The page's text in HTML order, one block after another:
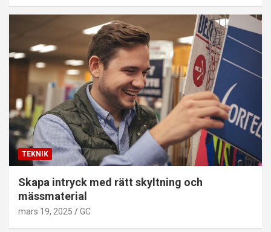
TEKNIK
Skapa intryck med rätt skyltning och
mässmaterial
mars 19, 2025 GC